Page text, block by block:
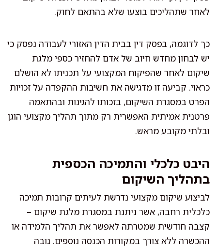
לאחר שתהליכים בוצעו שלא בהתאם לחוק.
כך לדוגמה, בפסק דין בבית הדין האזורי לעבודה נפסק כי
יש לבחון מחדש חיוב של אדם להחזיר כספי מלגת
שיקום לאחר שהפיקוח המקצועי על תכניתו לא הושלם
כראוי. קביעה זו מדגישה את חשיבות ההקפדה על זכויות
הפרט במסגרת השיקום, בזכותו להגינות ובהתאמה
פרטנית אמיתית האפשרית רק מתוך תהליך מקצועי הוגן
ובלתי מקובע מראש.
היבט כלכלי והתמיכה הכספית
בתהליך השיקום
לביצוע שיקום מקצועי נדרשת לעיתים קרובות תמיכה
כלכלית רחבה, אשר ניתנת במסגרת מלגת שיקום –
קצבה חודשית שמטרתה לאפשר את תהליך הלמידה או
ההכשרה ללא צורך במקורות הכנסה נוספים. גובה